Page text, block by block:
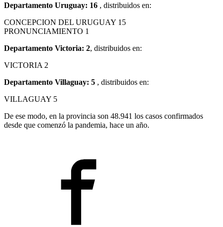
Departamento Uruguay: 16 , distribuidos en:
CONCEPCION DEL URUGUAY 15
PRONUNCIAMIENTO 1
Departamento Victoria: 2, distribuidos en:
VICTORIA 2
Departamento Villaguay: 5 , distribuidos en:
VILLAGUAY 5
De ese modo, en la provincia son 48.941 los casos confirmados
desde que comenzó la pandemia, hace un año.